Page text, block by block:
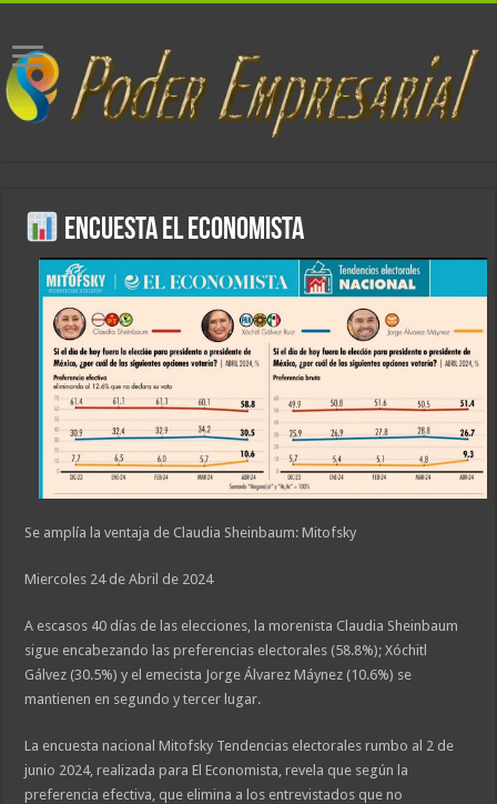
ENCUESTA EL ECONOMISTA
Se amplía la ventaja de Claudia Sheinbaum: Mitofsky
Miercoles 24 de Abril de 2024
A escasos 40 días de las elecciones, la morenista Claudia Sheinbaum
sigue encabezando las preferencias electorales (58.8%); Xóchitl
Gálvez (30.5%) y el emecista Jorge Álvarez Máynez (10.6%) se
mantienen en segundo y tercer lugar.
La encuesta nacional Mitofsky Tendencias electorales rumbo al 2 de
junio 2024, realizada para El Economista, revela que según la
preferencia efectiva, que elimina a los entrevistados que no